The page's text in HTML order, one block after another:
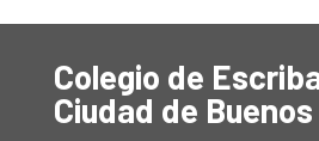
Colegio de
Ciudad de